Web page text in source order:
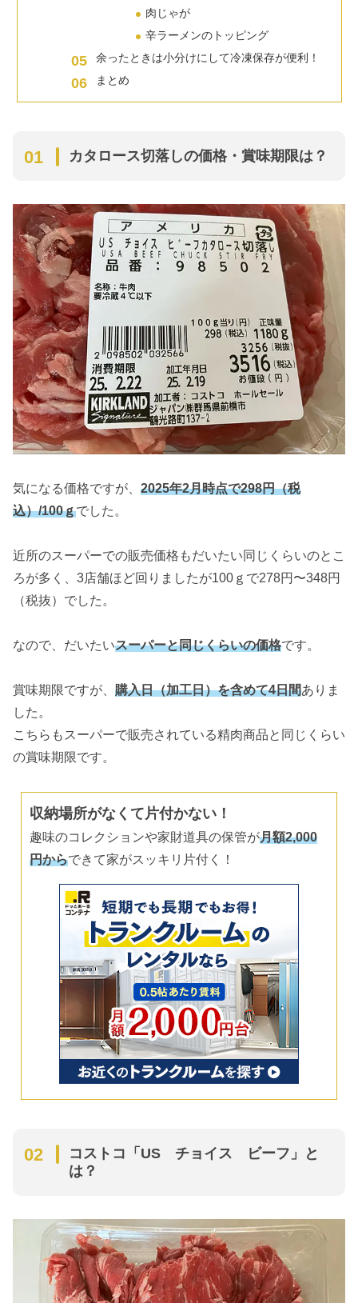
肉じゃが
辛ラーメンのトッピング
余ったときは小分けにして冷凍保存が便利！
まとめ
カタロース切落しの価格・賞味期限は？
気になる価格ですが、 2025年2月時点で298円（税
込）/100ｇでした。
近所のスーパーでの販売価格もだいたい同じくらいのとこ
ろが多く、3店舗ほど回りましたが100ｇで278円〜348円
（税抜）でした。
なので、だいたいスーパーと同じくらいの価格です。
賞味期限ですが、 購入日（加工日）を含めて4日間ありま
した。
こちらもスーパーで販売されている精肉商品と同じくらい
の賞味期限です。
収納場所がなくて片付かない！
趣味のコレクションや家財道具の保管が月額2,000
円からできて家がスッキリ片付く！
コストコ「US チョイス ビーフ」と
は？